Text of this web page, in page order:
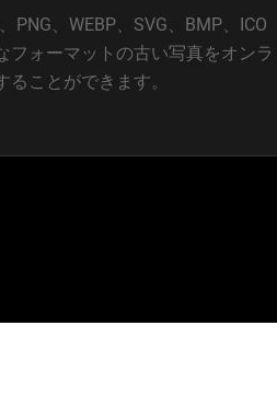
PNG、WEBP、SVG、BMP、ICO
フォーマットの古い写真をオンラ
ることができます。